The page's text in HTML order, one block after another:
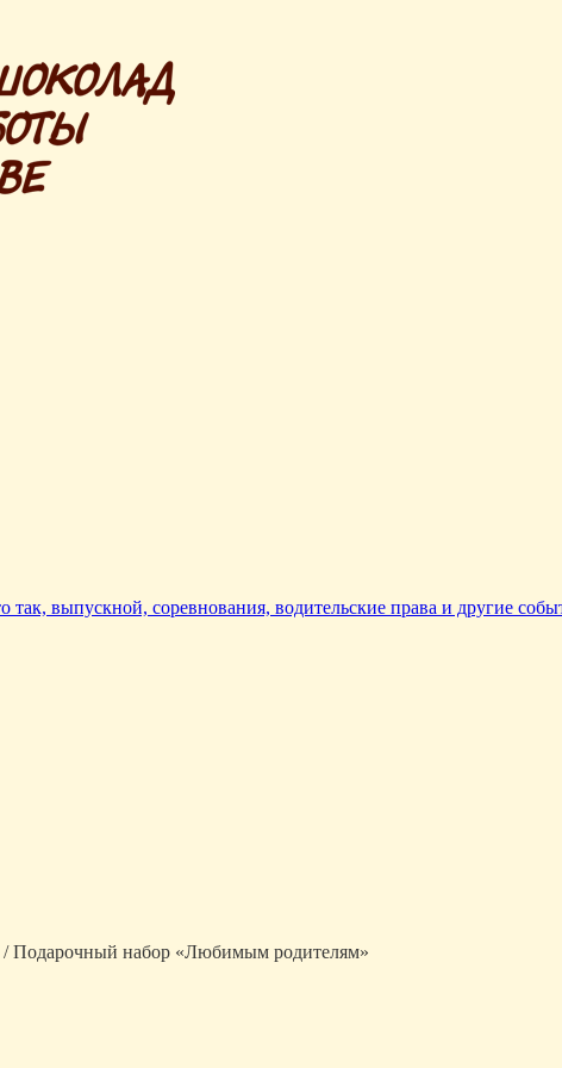
так, выпускной, соревнования, водительские права и другие
/ Подарочный набор «Любимым родителям»